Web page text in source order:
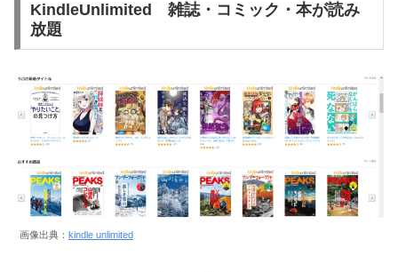
KindleUnlimited 雑誌・コミック・本が読み
放題
画像出典： kindle unlimited